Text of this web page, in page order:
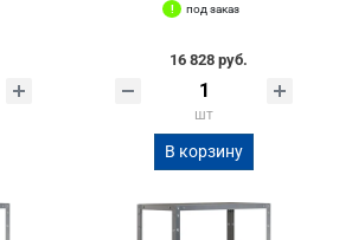
под заказ
16 828 руб.
шт
В корзину